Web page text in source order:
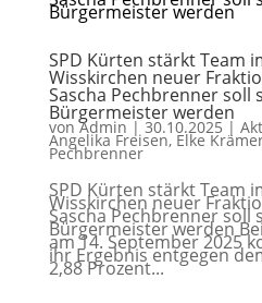
SPD Kürten stärkt Team
Wisskirchen neuer
Sascha Pechbrenner
Bürgermeister werden
vonAdmin | 30.10.2025 |
Angelika Freisen, Elke
Pechbrenner
SPD Kürten stärkt Team
Wisskirchen neuer
Sascha Pechbrenner
Bürgermeister werden
am 14. September 2025
ihr Ergebnis entgegen
2,88 Prozent...